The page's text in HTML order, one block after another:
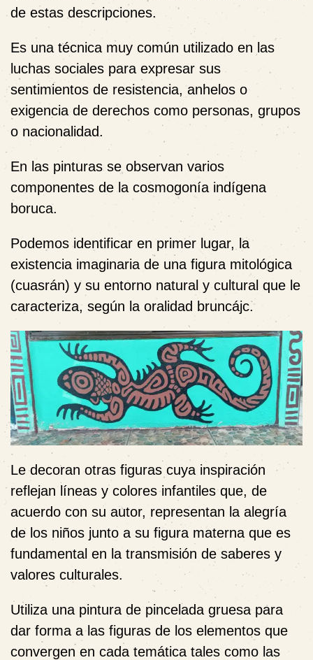
de estas descripciones.
Es una técnica muy común utilizado en las
luchas sociales para expresar sus
sentimientos de resistencia, anhelos o
exigencia de derechos como personas, grupos
o nacionalidad.
En las pinturas se observan varios
componentes de la cosmogonía indígena
boruca.
Podemos identificar en primer lugar, la
existencia imaginaria de una figura mitológica
(cuasrán) y su entorno natural y cultural que le
caracteriza, según la oralidad bruncájc.
Le decoran otras figuras cuya inspiración
reflejan líneas y colores infantiles que, de
acuerdo con su autor, representan la alegría
de los niños junto a su figura materna que es
fundamental en la transmisión de saberes y
valores culturales.
Utiliza una pintura de pincelada gruesa para
dar forma a las figuras de los elementos que
convergen en cada temática tales como las